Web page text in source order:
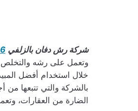
شركة رش دفان بالزلفي
وتعمل على رشه والتخلص
خلال استخدام أفضل
بالشركة والتي تتبعها
الضارة من العقارات،